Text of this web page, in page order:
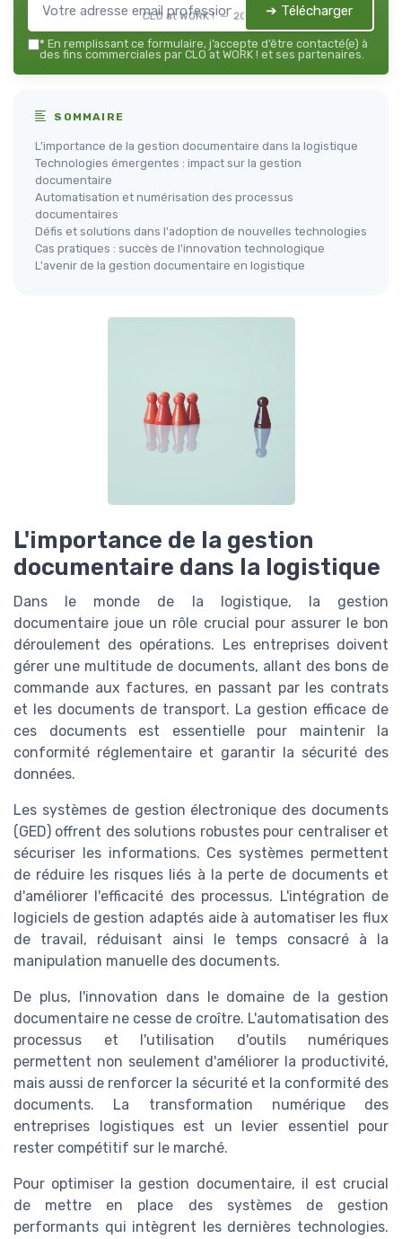
CLO at WORK ! — 2026 ➔ Télécharger
* En remplissant ce formulaire, j’accepte d’être contacté(e) à
des fins commerciales par CLO at WORK ! et ses partenaires.
SOMMAIRE
L'importance de la gestion documentaire dans la logistique
Technologies émergentes : impact sur la gestion
documentaire
Automatisation et numérisation des processus
documentaires
Défis et solutions dans l'adoption de nouvelles technologies
Cas pratiques : succès de l'innovation technologique
L'avenir de la gestion documentaire en logistique
L'importance de la gestion
documentaire dans la logistique
Dans le monde de la logistique, la gestion
documentaire joue un rôle crucial pour assurer le bon
déroulement des opérations. Les entreprises doivent
gérer une multitude de documents, allant des bons de
commande aux factures, en passant par les contrats
et les documents de transport. La gestion efficace de
ces documents est essentielle pour maintenir la
conformité réglementaire et garantir la sécurité des
données.
Les systèmes de gestion électronique des documents
(GED) offrent des solutions robustes pour centraliser et
sécuriser les informations. Ces systèmes permettent
de réduire les risques liés à la perte de documents et
d'améliorer l'efficacité des processus. L'intégration de
logiciels de gestion adaptés aide à automatiser les flux
de travail, réduisant ainsi le temps consacré à la
manipulation manuelle des documents.
De plus, l'innovation dans le domaine de la gestion
documentaire ne cesse de croître. L'automatisation des
processus et l'utilisation d'outils numériques
permettent non seulement d'améliorer la productivité,
mais aussi de renforcer la sécurité et la conformité des
documents. La transformation numérique des
entreprises logistiques est un levier essentiel pour
rester compétitif sur le marché.
Pour optimiser la gestion documentaire, il est crucial
de mettre en place des systèmes de gestion
performants qui intègrent les dernières technologies.